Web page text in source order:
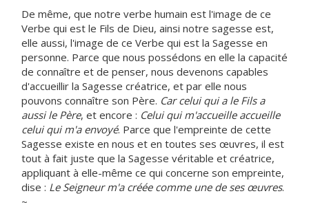
De même, que notre verbe humain est l'image de ce
Verbe qui est le Fils de Dieu, ainsi notre sagesse est,
elle aussi, l'image de ce Verbe qui est la Sagesse en
personne. Parce que nous possédons en elle la capacité
de connaître et de penser, nous devenons capables
d'accueillir la Sagesse créatrice, et par elle nous
pouvons connaître son Père. Car celui qui a le Fils a
aussi le Père, et encore : Celui qui m'accueille accueille
celui qui m'a envoyé. Parce que l'empreinte de cette
Sagesse existe en nous et en toutes ses œuvres, il est
tout à fait juste que la Sagesse véritable et créatrice,
appliquant à elle-même ce qui concerne son empreinte,
dise : Le Seigneur m'a créée comme une de ses œuvres.
~